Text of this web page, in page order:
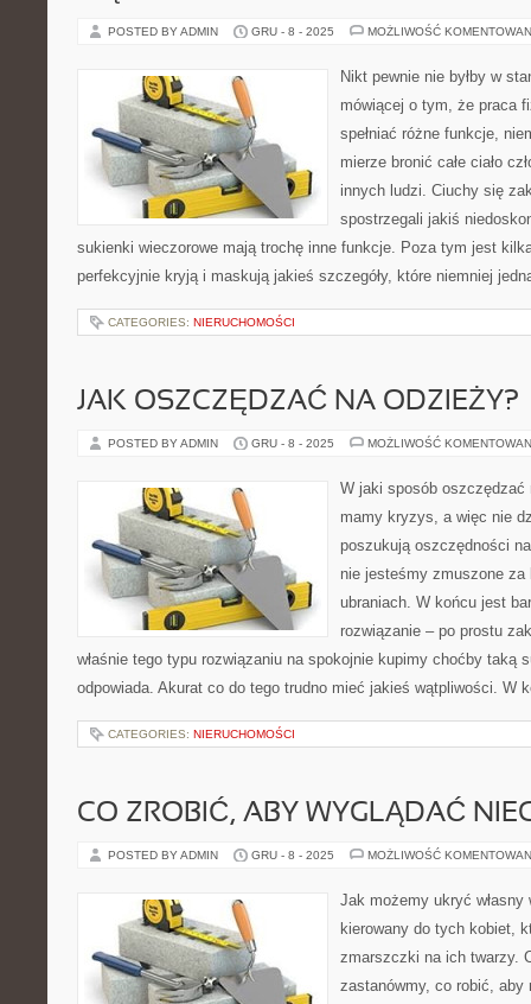
POSTED BY ADMIN GRU - 8 - 2025 MOŻLIWOŚĆ
Nikt pewnie nie byłby w
mówiącej o tym, że praca
spełniać różne funkcje,
mierze bronić całe ciało
innych ludzi. Ciuchy się
spostrzegali jakiś
sukienki wieczorowe mają trochę inne funkcje. Poza tym jest
perfekcyjnie kryją i maskują jakieś szczegóły, które niemniej
CATEGORIES: NIERUCHOMOŚCI
JAK OSZCZĘDZAĆ NA ODZIEŻY?
POSTED BY ADMIN GRU - 8 - 2025 MOŻLIWOŚĆ
W jaki sposób oszczędzać
mamy kryzys, a więc nie
poszukują oszczędności
nie jesteśmy zmuszone
ubraniach. W końcu jest
rozwiązanie – po prostu
właśnie tego typu rozwiązaniu na spokojnie kupimy choćby taką
odpowiada. Akurat co do tego trudno mieć jakieś wątpliwości. W
CATEGORIES: NIERUCHOMOŚCI
CO ZROBIĆ, ABY WYGLĄDAĆ
POSTED BY ADMIN GRU - 8 - 2025 MOŻLIWOŚĆ
Jak możemy ukryć własny
kierowany do tych kobiet,
zmarszczki na ich twarzy.
zastanówmy, co robić, aby